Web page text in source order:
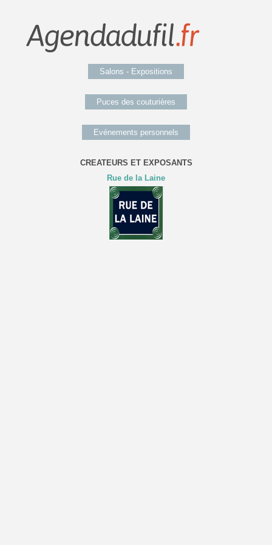
Salons - Expositions
Puces des couturières
Evénements personnels
CREATEURS ET EXPOSANTS
Rue de la Laine